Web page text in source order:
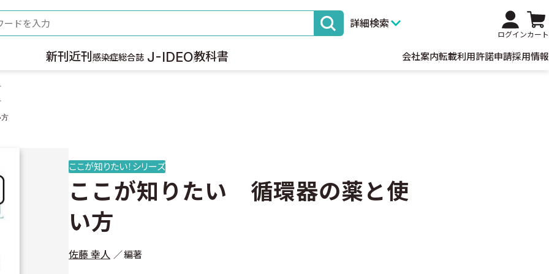
詳細検索
ログインカート
新刊 近刊 感染症総合誌 J-IDEO教科書 会社案内転載利用許諾申請採用情報
ここが知りたい！シリーズ
ここが知りたい 循環器の薬と使
い方
佐藤 幸人 編著